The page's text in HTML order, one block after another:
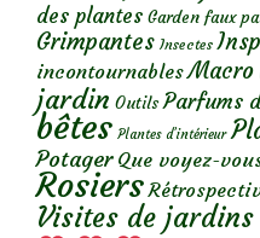
des plantes Garden faux
Grimpantes Insectes
incontournables Macro
jardin Outils Parfums
bêtes Plantes d’intérieur
Potager Que voyez-
Rosiers
Visites de jardins